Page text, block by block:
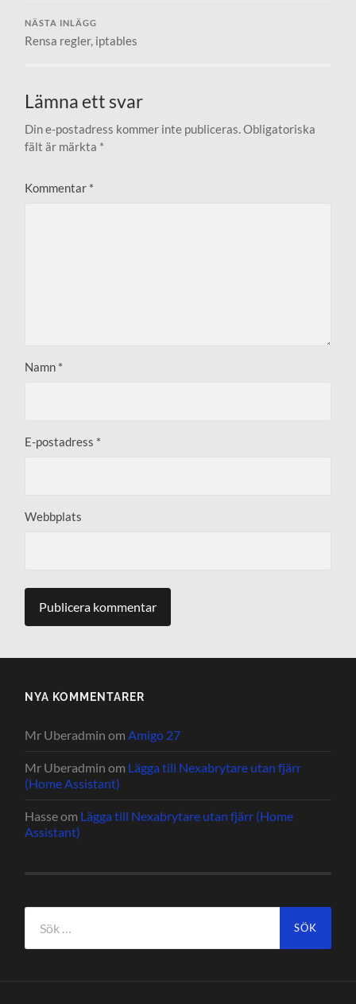
NÄSTA INLÄGG
Rensa regler, iptables
Lämna ett svar
Din e-postadress kommer inte publiceras. Obligatoriska
fält är märkta *
Kommentar *
Namn *
E-postadress *
Webbplats
NYA KOMMENTARER
Mr Uberadmin omAmigo 27
Mr Uberadmin om Lägga till Nexabrytare utan fjärr
(Home Assistant)
Hasseom Lägga till Nexabrytare utan fjärr (Home
Assistant)
efter: